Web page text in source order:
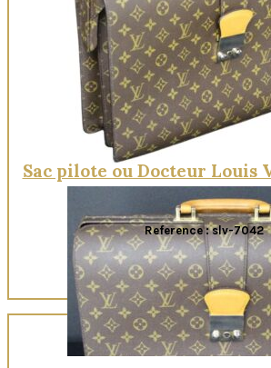
Quick View
Sac pilote ou Docteur Louis
Reference : slv-7042